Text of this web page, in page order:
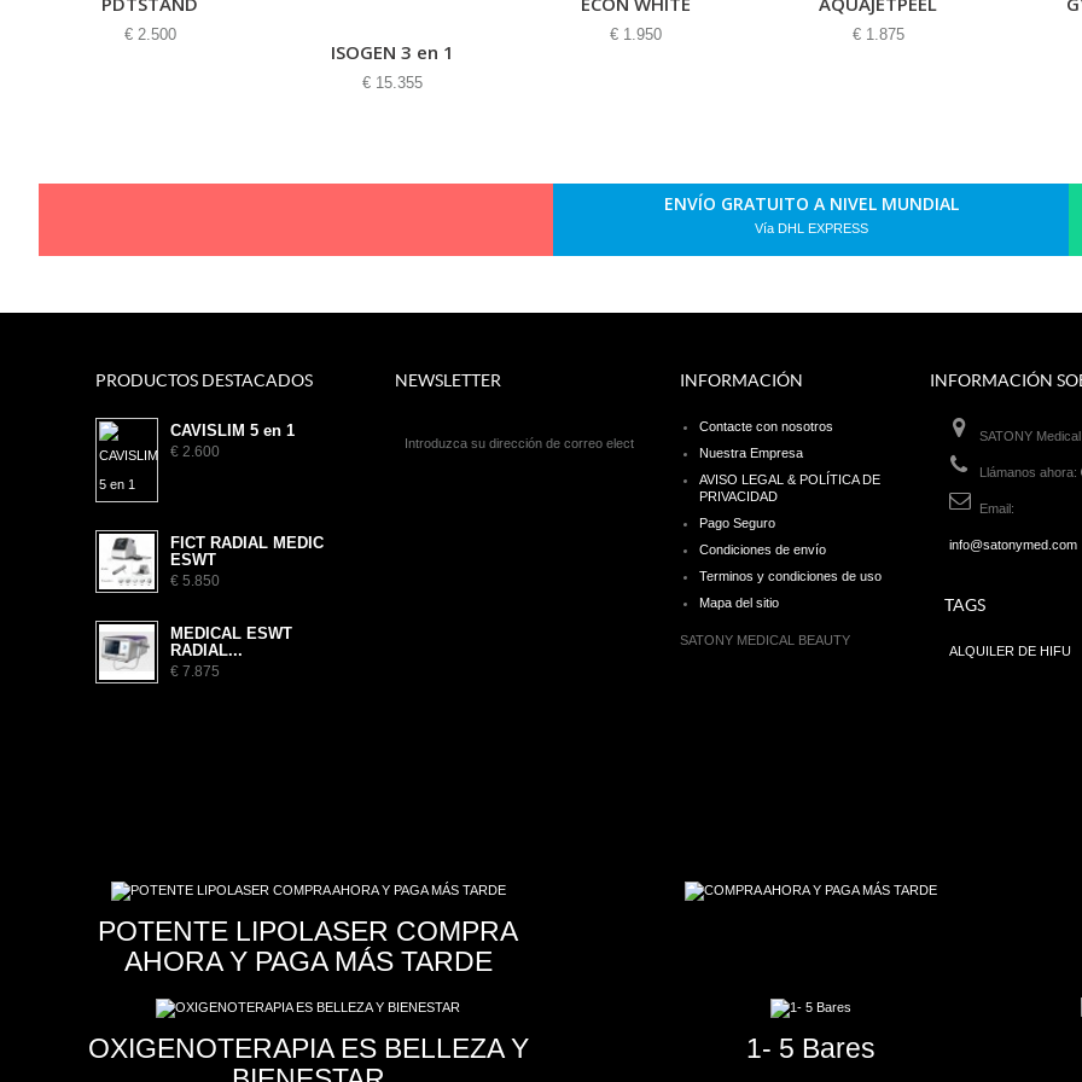
€ 2.500
ISOGEN 3 en 1
€ 15.355
€ 1.950 € 1.875
ENVÍO GRATUITO A NIVEL MUNDIAL
Vía DHL EXPRESS
PRODUCTOS DESTACADOS
CAVISLIM 5 en 1
€ 2.600
FICT RADIAL MEDIC
ESWT
€ 5.850
MEDICAL ESWT
RADIAL...
€ 7.875
NEWSLETTER INFORMACIÓN
Contacte con nosotros
Nuestra Empresa
AVISO LEGAL & POLÍTICA DE
PRIVACIDAD
Pago Seguro
Condiciones de envío
Terminos y condiciones de uso
Mapa del sitio
SATONY MEDICAL BEAUTY
INFORMACIÓN
SATONY
Llámanos ahora:
Email:
info@satonymed.com
TAGS
ALQUILER DE HIFU
POTENTE LIPOLASER COMPRA
AHORA Y PAGA MÁS TARDE
OXIGENOTERAPIA ES BELLEZA Y
1- 5 Bares